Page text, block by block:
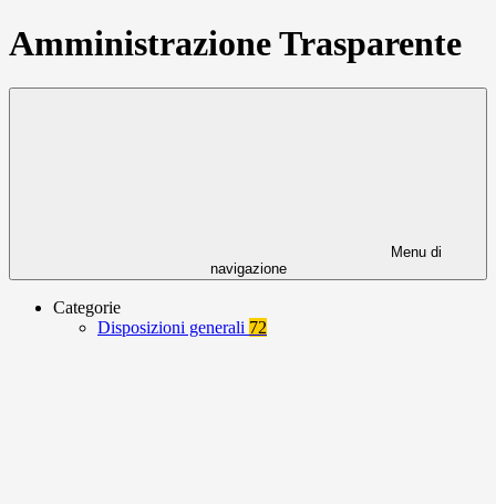
Amministrazione Trasparente
Menu di
navigazione
Categorie
Disposizioni generali 72